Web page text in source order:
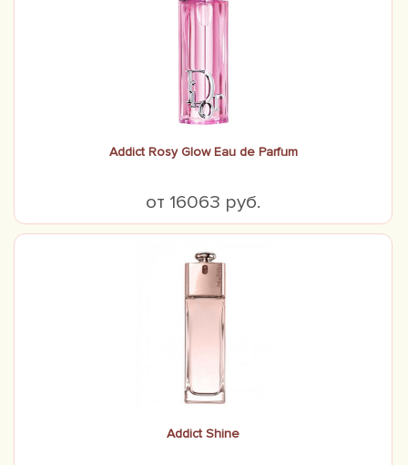
Addict Rosy Glow Eau de Parfum
от 16063 руб.
Addict Shine